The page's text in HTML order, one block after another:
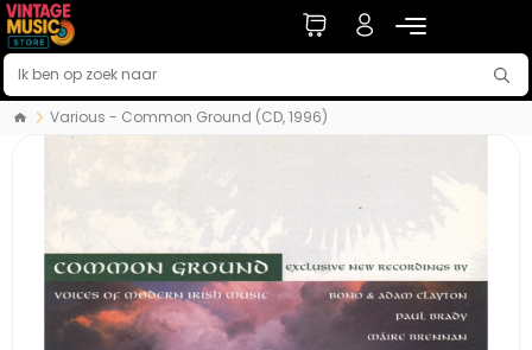
Various - Common Ground (CD, 1996)